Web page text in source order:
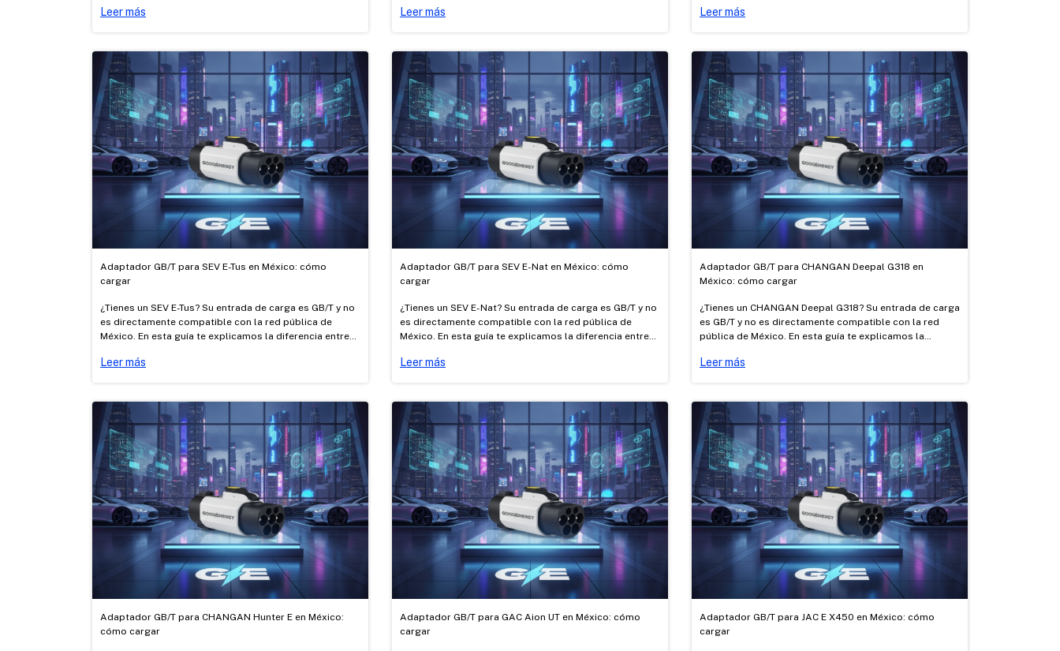
adaptadores AC Tipo 1 → GB/T y Tesla → GB/T
Leer más
Tipo 1 → GB/T y Tesla → GB/T certificados de Good
Leer más
Tipo 1 → GB/T y Tesla → GB/T certificados de Good
Leer más
Adaptador GB/T para SEV E-Tus en México: cómo
cargar
¿Tienes un SEV E-Tus? Su entrada de carga es GB/T y no
es directamente compatible con la red pública de
México. En esta guía te explicamos la diferencia entre
Tipo 1 → GB/T y Tesla → GB/T certificados de Good
Leer más
Adaptador GB/T para SEV E-Nat en México: cómo
cargar
¿Tienes un SEV E-Nat? Su entrada de carga es GB/T y no
es directamente compatible con la red pública de
México. En esta guía te explicamos la diferencia entre
Tipo 1 → GB/T y Tesla → GB/T certificados de Good
Leer más
Adaptador GB/T para CHANGAN Deepal G318 en
México: cómo cargar
¿Tienes un CHANGAN Deepal G318? Su entrada de carga
es GB/T y no es directamente compatible con la red
pública de México. En esta guía te explicamos la
adaptadores AC Tipo 1 → GB/T y Tesla → GB/T
Leer más
Adaptador GB/T para CHANGAN Hunter E en México:
cómo cargar
Adaptador GB/T para GAC Aion UT en México: cómo
cargar
Adaptador GB/T para JAC E X450 en México: cómo
cargar